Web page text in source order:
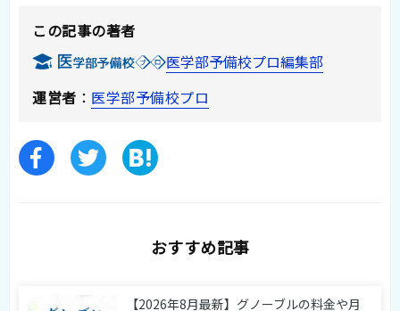
この記事の著者
医学部予備校プロ編集部
運営者 ： 医学部予備校プロ
おすすめ記事
【2026年8月最新】グノーブルの料金や月